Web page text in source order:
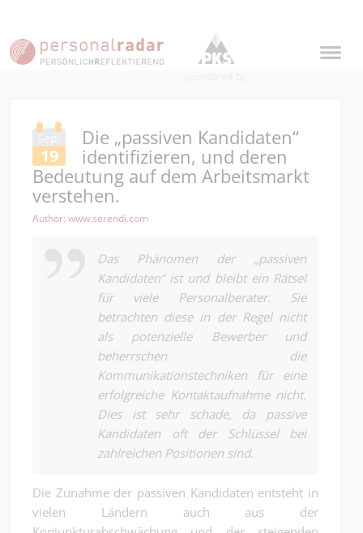
Sep.
19
Die „passiven Kandidaten“
identifizieren, und deren
Bedeutung auf dem Arbeitsmarkt
verstehen.
Author: www.serendi.com
Das Phänomen der „passiven
Kandidaten“ ist und bleibt ein Rätsel
für viele Personalberater. Sie
betrachten diese in der Regel nicht
als potenzielle Bewerber und
beherrschen die
Kommunikationstechniken für eine
erfolgreiche Kontaktaufnahme nicht.
Dies ist sehr schade, da passive
Kandidaten oft der Schlüssel bei
zahlreichen Positionen sind.
Die Zunahme der passiven Kandidaten entsteht in
vielen Ländern auch aus der